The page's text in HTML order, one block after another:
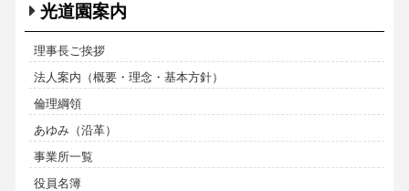
光道園案内
理事長ご挨拶
法人案内（概要・理念・基本方針）
倫理綱領
あゆみ（沿革）
事業所一覧
役員名簿